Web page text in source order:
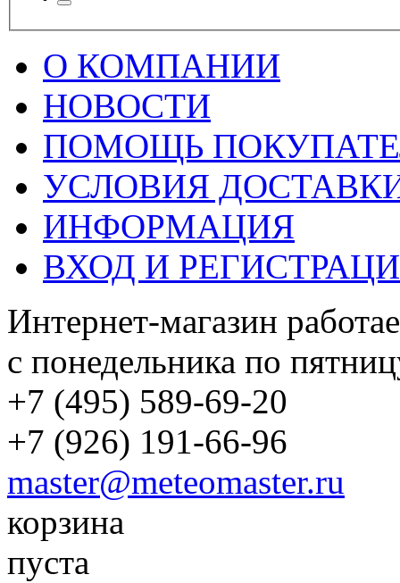
О КОМПАНИИ
НОВОСТИ
ПОМОЩЬ
УСЛОВИЯ
ИНФОРМАЦИЯ
ВХОД И
Интернет-магазин
с понедельника по
+7 (495) 589-69-20
+7 (926) 191-66-96
master@meteomaster.ru
корзина
пуста